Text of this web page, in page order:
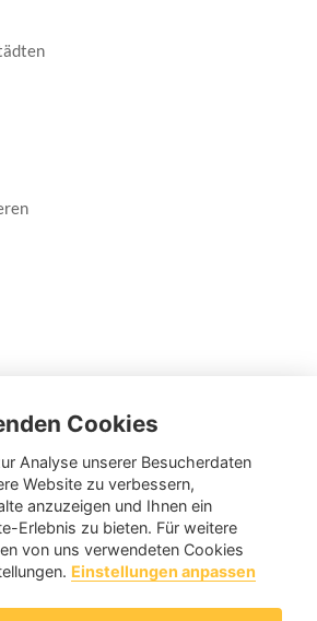
hilft Ihnen bei Fragen und
Cookies
Analyse unserer Besucherdaten
Website zu verbessern,
anzuzeigen und Ihnen ein
Erlebnis zu bieten. Für weitere
von uns verwendeten Cookies
Einstellungen anpassen